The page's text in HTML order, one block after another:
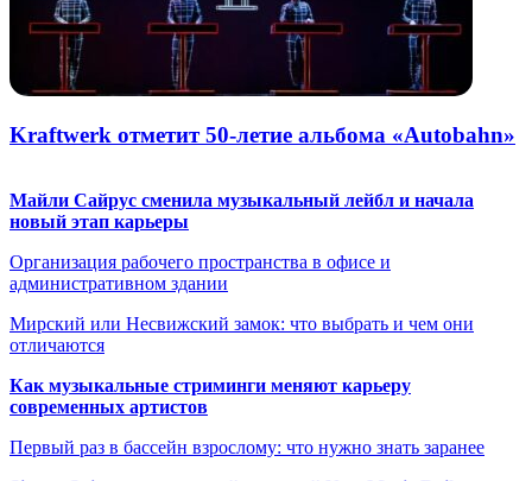
Kraftwerk отметит 50-летие альбома «Autobahn»
Майли Сайрус сменила музыкальный лейбл и начала
новый этап карьеры
Организация рабочего пространства в офисе и
административном здании
Мирский или Несвижский замок: что выбрать и чем они
отличаются
Как музыкальные стриминги меняют карьеру
современных артистов
Первый раз в бассейн взрослому: что нужно знать заранее